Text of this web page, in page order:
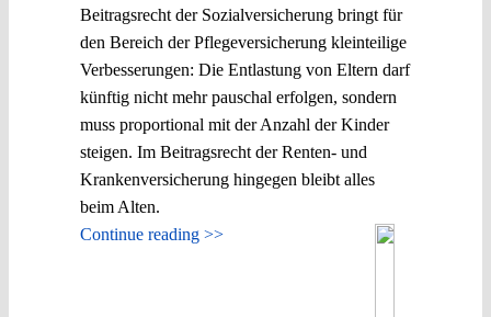
Beitragsrecht der Sozialversicherung bringt für
den Bereich der Pflegeversicherung kleinteilige
Verbesserungen: Die Entlastung von Eltern darf
künftig nicht mehr pauschal erfolgen, sondern
muss proportional mit der Anzahl der Kinder
steigen. Im Beitragsrecht der Renten- und
Krankenversicherung hingegen bleibt alles
beim Alten.
Continue reading >>